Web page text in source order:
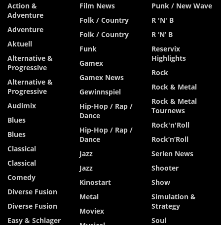
Action &
Adventure
Adventure
Aktuell
Alternative &
Progressive
Alternative &
Progressive
Audimix
Blues
Blues
Classical
Classical
Comedy
Diverse Fusion
Diverse Fusion
Easy & Schlager
Film News
Folk / Country
Folk / Country
Funk
Gamex
Gamex News
Gewinnspiel
Hip-Hop / Rap /
Dance
Hip-Hop / Rap /
Dance
Jazz
Jazz
Kinostart
Metal
Moviex
Punk / New Wave
R 'n' B
R ‘n’ B
Reservix
Highlights
Rock
Rock & Metal
Rock & Metal
Tournews
Rock'n'Roll
Rock’n’Roll
Serien News
Shooter
Show
Simulation &
Strategy
Soul